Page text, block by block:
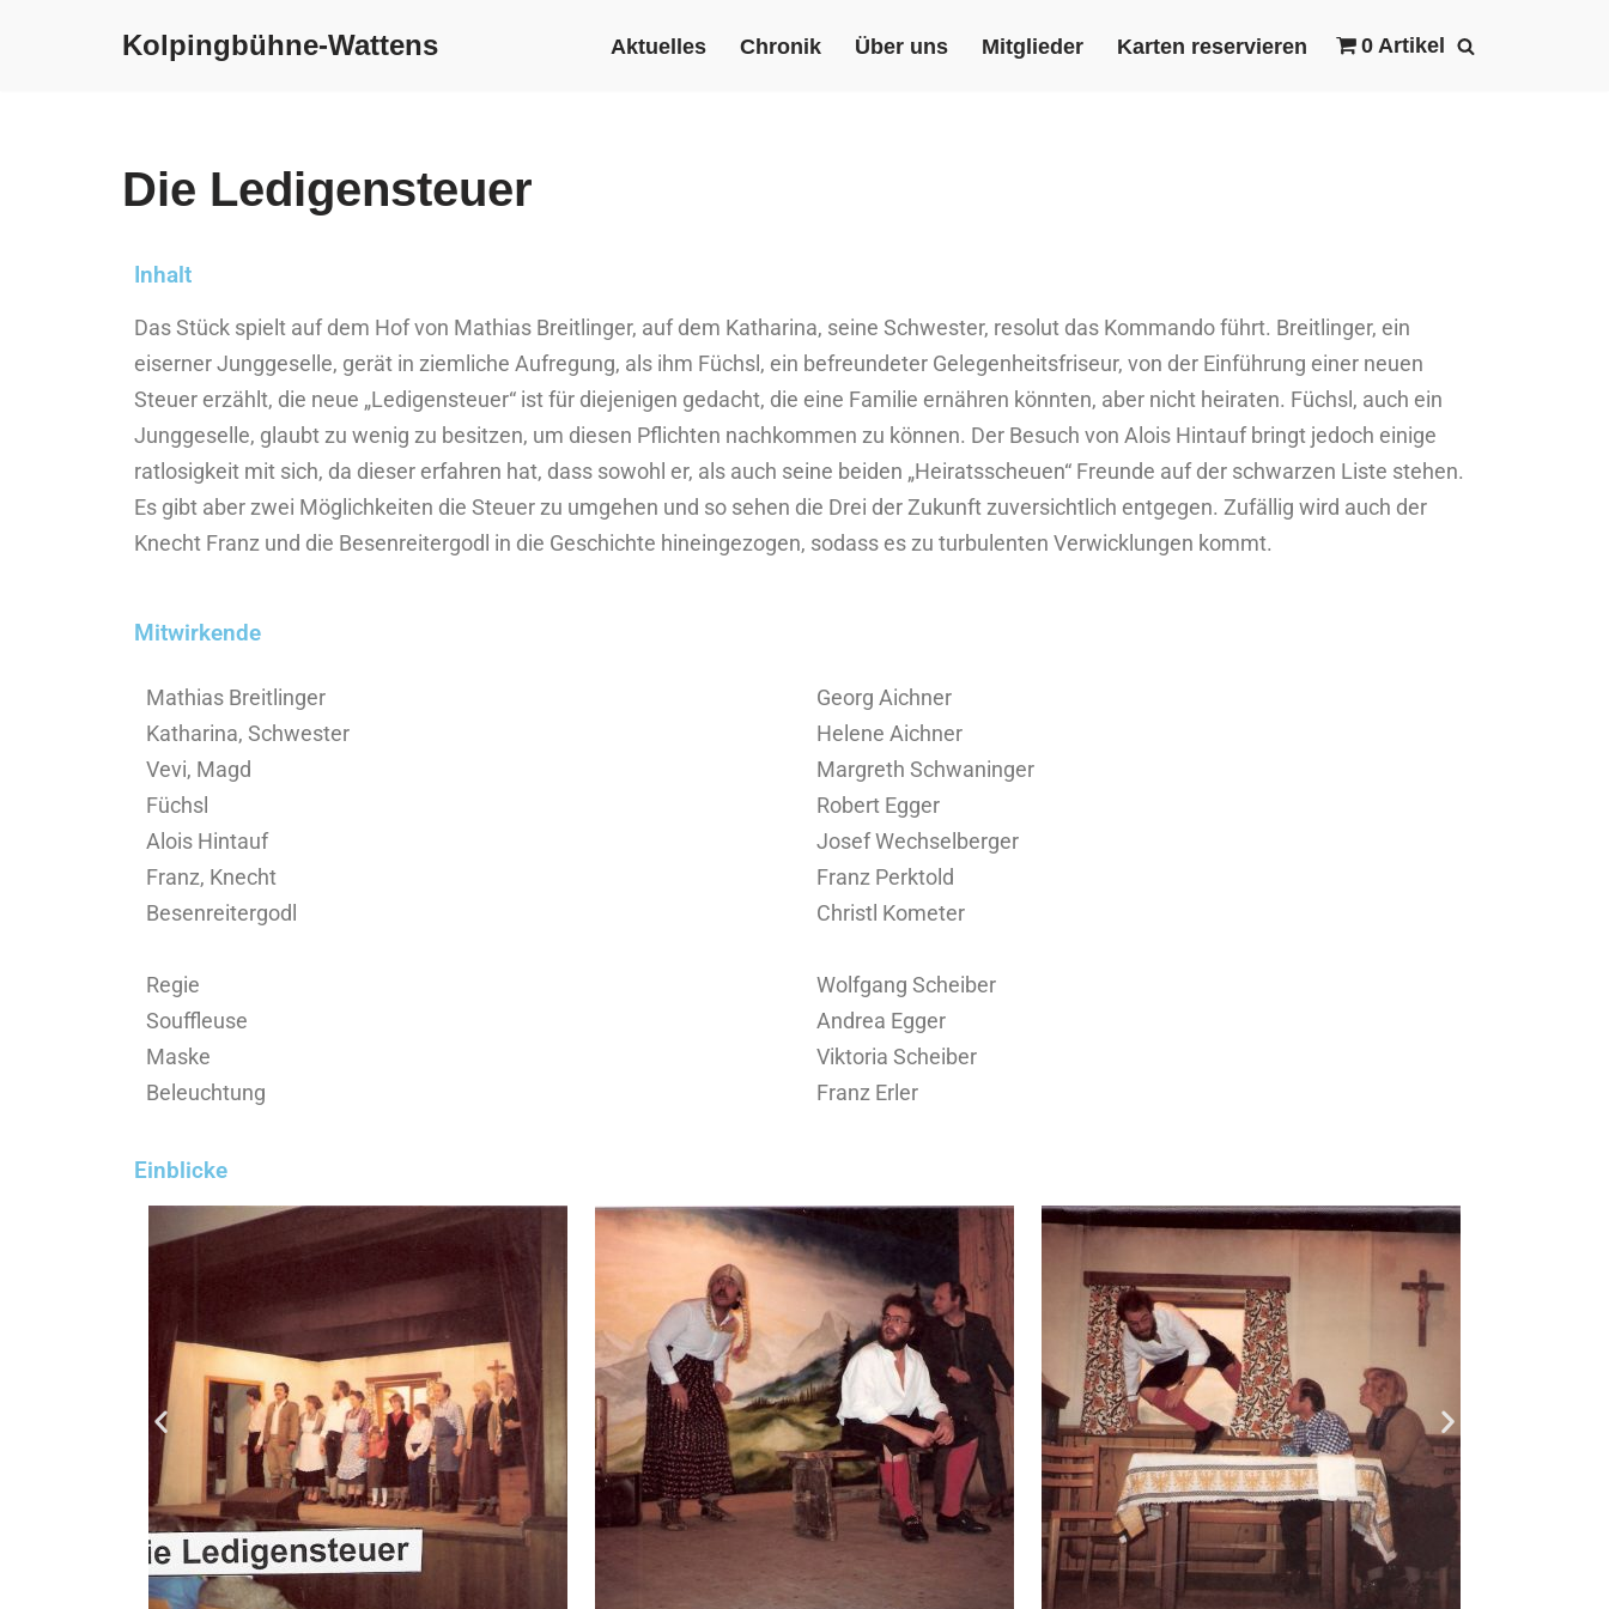
Kolpingbühne-Wattens Aktuelles Chronik Über uns Mitglieder Karten reservieren 0 Artikel
Die Ledigensteuer
Inhalt
Das Stück spielt auf dem Hof von Mathias Breitlinger, auf dem Katharina, seine Schwester, resolut das Kommando führt. Breitlinger, ein
eiserner Junggeselle, gerät in ziemliche Aufregung, als ihm Füchsl, ein befreundeter Gelegenheitsfriseur, von der Einführung einer neuen
Steuer erzählt, die neue „Ledigensteuer“ ist für diejenigen gedacht, die eine Familie ernähren könnten, aber nicht heiraten. Füchsl, auch ein
Junggeselle, glaubt zu wenig zu besitzen, um diesen Pflichten nachkommen zu können. Der Besuch von Alois Hintauf bringt jedoch einige
ratlosigkeit mit sich, da dieser erfahren hat, dass sowohl er, als auch seine beiden „Heiratsscheuen“ Freunde auf der schwarzen Liste stehen.
Es gibt aber zwei Möglichkeiten die Steuer zu umgehen und so sehen die Drei der Zukunft zuversichtlich entgegen. Zufällig wird auch der
Knecht Franz und die Besenreitergodl in die Geschichte hineingezogen, sodass es zu turbulenten Verwicklungen kommt.
Mitwirkende
Mathias Breitlinger
Katharina, Schwester
Vevi, Magd
Füchsl
Alois Hintauf
Franz, Knecht
Besenreitergodl
Regie
Souffleuse
Maske
Beleuchtung
Georg Aichner
Helene Aichner
Margreth Schwaninger
Robert Egger
Josef Wechselberger
Franz Perktold
Christl Kometer
Wolfgang Scheiber
Andrea Egger
Viktoria Scheiber
Franz Erler
Einblicke